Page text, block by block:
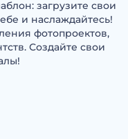
загрузите свои
и наслаждайтесь!
фотопроектов,
Создайте свои